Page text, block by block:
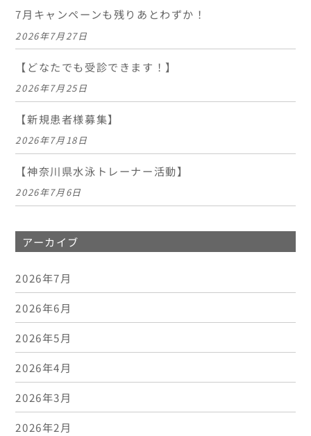
7月キャンペーンも残りあとわずか！
2026年7月27日
【どなたでも受診できます！】
2026年7月25日
【新規患者様募集】
2026年7月18日
【神奈川県水泳トレーナー活動】
2026年7月6日
アーカイブ
2026年7月
2026年6月
2026年5月
2026年4月
2026年3月
2026年2月